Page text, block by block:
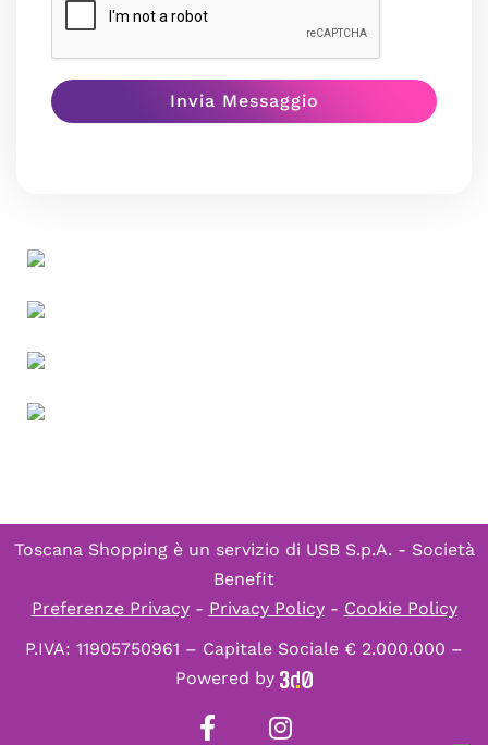
Toscana Shopping è un servizio di USB S.p.A. - Società
Benefit
Preferenze Privacy- Privacy Policy- Cookie Policy
P.IVA: 11905750961 – Capitale Sociale € 2.000.000 –
Powered by